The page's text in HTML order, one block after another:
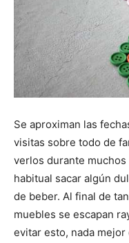
Se aproximan las
visitas sobre todo de
verlos durante muchos
habitual sacar algún
de beber. Al final de
muebles se escapan
evitar esto, nada